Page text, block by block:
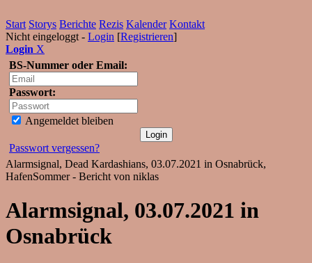
Start Storys Berichte Rezis Kalender Kontakt
Nicht eingeloggt - Login [Registrieren]
Login X
BS-Nummer oder Email:
Passwort:
Angemeldet bleiben
Passwort vergessen?
Alarmsignal, Dead Kardashians, 03.07.2021 in Osnabrück,
HafenSommer - Bericht von niklas
Alarmsignal, 03.07.2021 in
Osnabrück